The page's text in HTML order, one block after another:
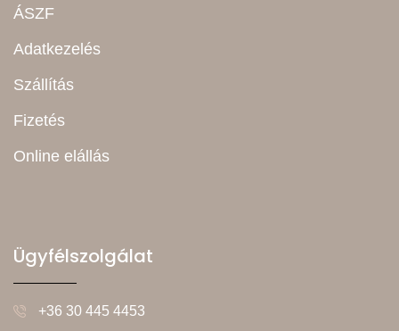
ÁSZF
Adatkezelés
Szállítás
Fizetés
Online elállás
Ügyfélszolgálat
+36 30 445 4453